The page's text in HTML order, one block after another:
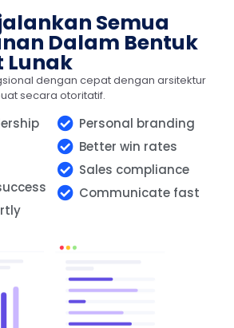
Semua
Dalam Bentuk
Lunak
dengan cepat dengan arsitektur
secara otoritatif.
Personal branding
Better win rates
Sales compliance
Communicate fast